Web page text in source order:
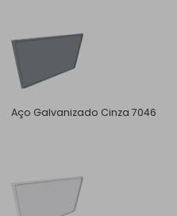
Aço Galvanizado Cinza 7046